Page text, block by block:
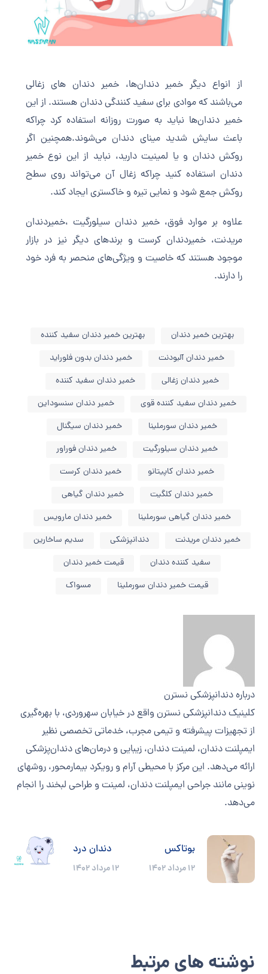
از انواع دیگر خمیر دندان‌ها، خمیر دندان های زغالی
می‌باشند که موادی برای سفید کنندگی دندان هستند. از این
خمیر دندان‌ها نباید به صورت روزانه استفاده کرد چراکه
باعث سایش شدید مینای دندان می‌شوند.همچنین اگر
روکش دندان و یا لمینیت دارید، نباید از این نوع خمیر
دندان استفاده کنید چراکه زغال آن می‌تواند روی سطح
روکش جمع شود و نمایی تیره و خاکستری ایجاد کند.
علاوه بر موارد فوق، خمیر دندان سیلورگیت ،خمیردندان
مریدنت، خمیردندان کرست و برندهای دیگر نیز در بازار
موجود هستند که خاصیت و ویژگی‌های منحصر به فرد خود
را دارند.
بهترین خمیر دندان
بهترین خمیر دندان سفید کننده
خمیر دندان آلبودنت
خمیر دندان بدون فلوراید
خمیر دندان زغالی
خمیر دندان سفید کننده
خمیر دندان سفید کننده قوی
خمیر دندان سنسوداین
خمیر دندان سورملینا
خمیر دندان سیگنال
خمیر دندان سیلورگیت
خمیر دندان فوراور
خمیر دندان کاپیتانو
خمیر دندان کرست
خمیر دندان کلگیت
خمیر دندان گیاهی
خمیر دندان گیاهی سورملینا
خمیر دندان مارویس
خمیر دندان مریدنت
دندانپزشکی
سدیم ساخارین
سفید کننده دندان
قیمت خمیر دندان
قیمت خمیر دندان سورملینا
مسواک
دربارهدندانپزشکی نسترن
کلینیک دندانپزشکی نسترن واقع در خیابان سهروردی، با بهره‌گیری
از تجهیزات پیشرفته و تیمی مجرب، خدماتی تخصصی نظیر
ایمپلنت دندان، لمینت دندان، زیبایی و درمان‌های دندان‌پزشکی
ارائه می‌دهد. این مرکز با محیطی آرام و رویکرد بیمارمحور، روشهای
نوینی مانند جراحی ایمپلنت دندان، لمینت و طراحی لبخند را انجام
می‌دهد.
بوتاکس
۱۲ مرداد ۱۴۰۲
دندان درد
۱۲ مرداد ۱۴۰۲
نوشته های مرتبط